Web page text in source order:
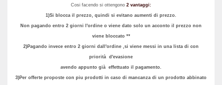
Cosi facendo si ottengono 2 vantaggi:
1)Si blocca il prezzo, quindi si evitano aumenti di prezzo.
Non pagando entro 2 giorni l'ordine o viene dato solo un acconto il prezzo non
viene bloccato **
2)Pagando invece entro 2 giorni dall'ordine ,si viene messi in una lista di con
priorità d'evasione
avendo appunto già effettuato il pagamento.
3)Per offerte proposte con piu prodotti in caso di mancanza di un prodotto abbinato